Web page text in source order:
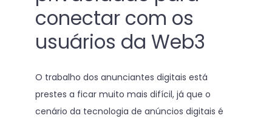
conectar com os
usuários da Web3
O trabalho dos anunciantes digitais está
prestes a ficar muito mais difícil, já que o
cenário da tecnologia de anúncios digitais é